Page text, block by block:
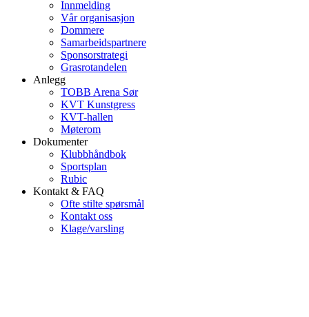
Innmelding
Vår organisasjon
Dommere
Samarbeidspartnere
Sponsorstrategi
Grasrotandelen
Anlegg
TOBB Arena Sør
KVT Kunstgress
KVT-hallen
Møterom
Dokumenter
Klubbhåndbok
Sportsplan
Rubic
Kontakt & FAQ
Ofte stilte spørsmål
Kontakt oss
Klage/varsling